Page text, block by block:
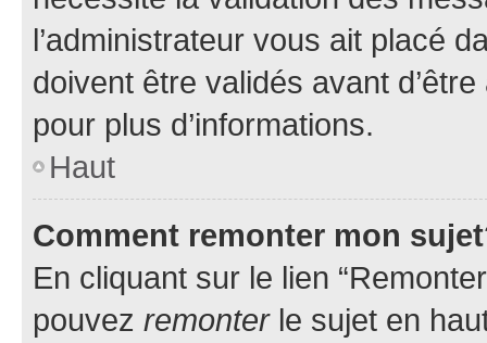
l’administrateur vous ait placé
doivent être validés avant
pour plus d’informations.
Haut
Comment remonter mon
En cliquant sur le lien
pouvez remonterle sujet en